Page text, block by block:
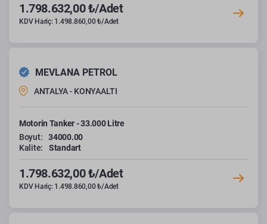
1.798.632,00 ₺/Adet
KDV Hariç: 1.498.860,00 ₺/Adet
MEVLANA PETROL
ANTALYA - KONYAALTI
Motorin Tanker - 33.000 Litre
Boyut:
34000.00
Kalite:
Standart
1.798.632,00 ₺/Adet
KDV Hariç: 1.498.860,00 ₺/Adet